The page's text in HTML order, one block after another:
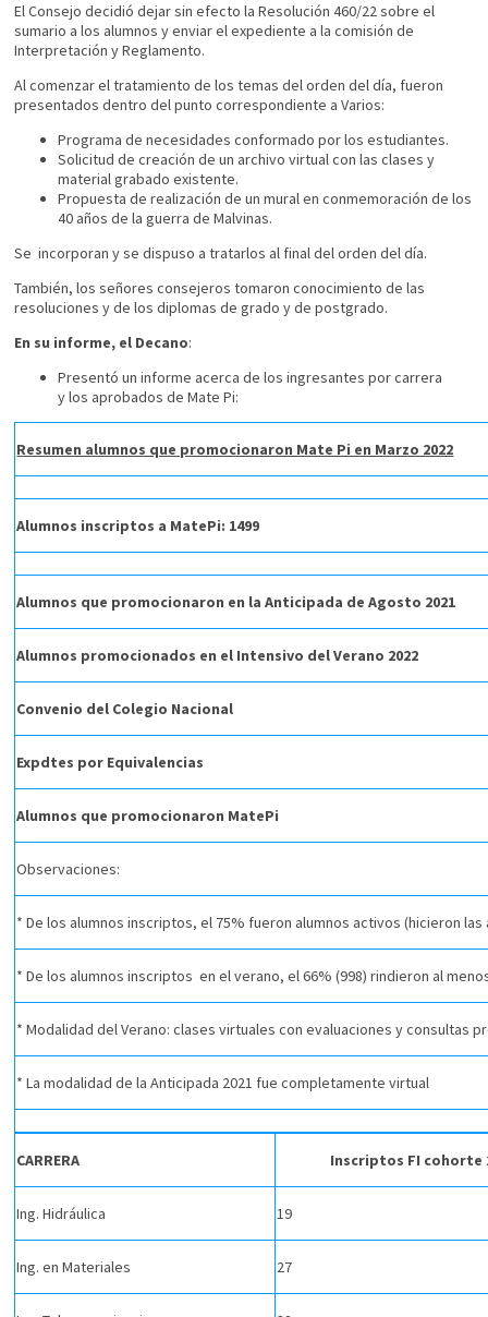
El Consejo decidió dejar sin efecto la Resolución 460/22 sobre el
sumario a los alumnos y enviar el expediente a la comisión de
Interpretación y Reglamento.
Al comenzar el tratamiento de los temas del orden del día, fueron
presentados dentro del punto correspondiente a Varios:
Programa de necesidades conformado por los estudiantes.
Solicitud de creación de un archivo virtual con las clases y
material grabado existente.
Propuesta de realización de un mural en conmemoración de los
40 años de la guerra de Malvinas.
Se incorporan y se dispuso a tratarlos al final del orden del día.
También, los señores consejeros tomaron conocimiento de las
resoluciones y de los diplomas de grado y de postgrado.
En su informe, el Decano:
Presentó un informe acerca de los ingresantes por carrera
y los aprobados de Mate Pi:
Resumen alumnos que promocionaron Mate Pi en Marzo 2022
Alumnos inscriptos a MatePi: 1499
Alumnos que promocionaron en la Anticipada de Agosto 2021
Alumnos promocionados en el Intensivo del Verano 2022
Convenio del Colegio Nacional
Expdtes por Equivalencias
Alumnos que promocionaron MatePi
Observaciones:
* De los alumnos inscriptos, el 75% fueron alumnos activos (hicieron
* De los alumnos inscriptos en el verano, el 66% (998) rindieron al
* Modalidad del Verano: clases virtuales con evaluaciones y consultas
* La modalidad de la Anticipada 2021 fue completamente virtual
CARRERA Inscriptos FI cohorte
Ing. Hidráulica 19
Ing. en Materiales 27